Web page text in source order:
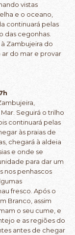
vistas
e o oceano,
continuará pelas
das cegonhas.
Zambujeira do
ar do mar e provar
Seguirá o trilho
continuará pelas
às praias de
chegará à aldeia
e onde se
para dar um
nos penhascos
fresco. Após o
Branco, assim
o seu cume, e
e as regiões do
antes de chegar